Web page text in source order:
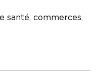
santé, commerces,